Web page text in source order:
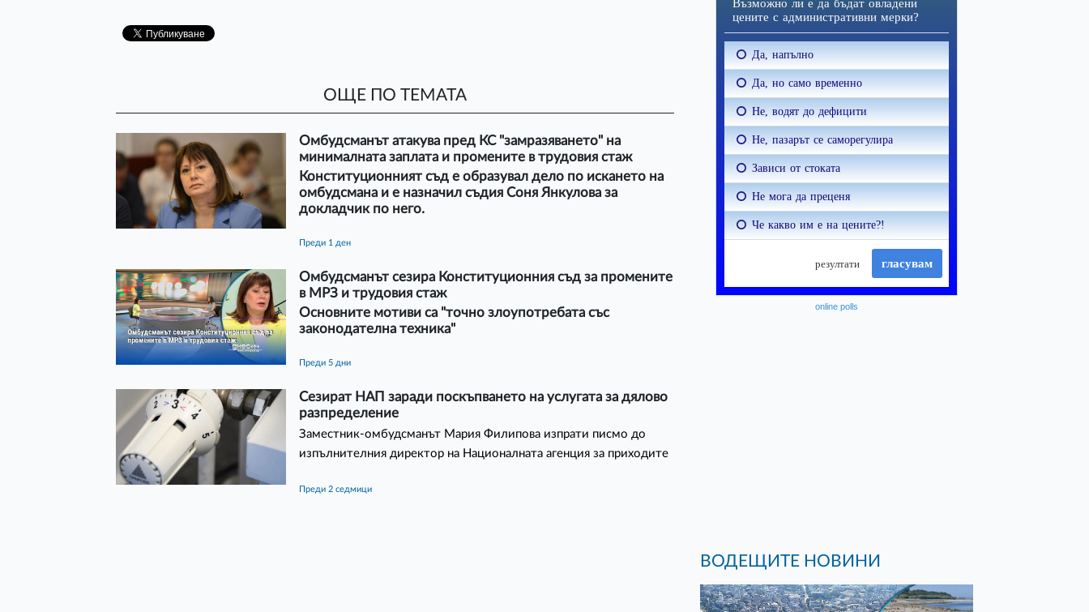
ОЩЕ ПО ТЕМАТА
Омбудсманът атакува пред КС "замразяването" на
минималната заплата и промените в трудовия стаж
Конституционният съд е образувал дело по искането на
омбудсмана и е назначил съдия Соня Янкулова за
докладчик по него.
преди 1 ден
Омбудсманът сезира Конституционния съд за промените
в МРЗ и трудовия стаж
Основните мотиви са "точно злоупотребата със
законодателна техника"
преди 5 дни
Сезират НАП заради поскъпването на услугата за дялово
разпределение
Заместник-омбудсманът Мария Филипова изпрати писмо до
изпълнителния директор на Националната агенция за приходите
преди 2 седмици
online polls
ВОДЕЩИТЕ НОВИНИ